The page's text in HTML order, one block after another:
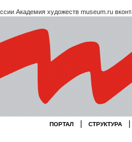
Академия художеств museum.ru
ПОРТАЛ СТРУКТУРА